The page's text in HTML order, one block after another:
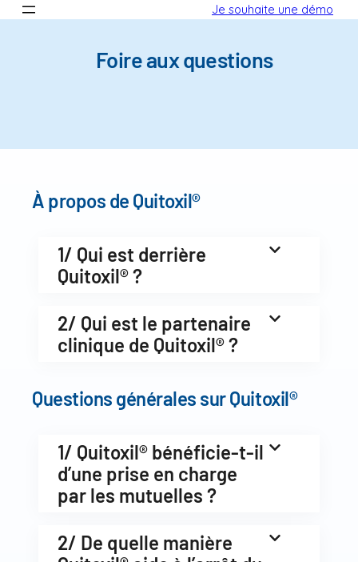
Aller
au
Je souhaite une démo
Foire aux questions
À propos de Quitoxil®
1/ Qui est derrière
Quitoxil® ?
2/ Qui est le partenaire
clinique de Quitoxil® ?
Questions générales sur Quitoxil®
1/ Quitoxil® bénéficie-t-il
d’une prise en charge
par les mutuelles ?
2/ De quelle manière